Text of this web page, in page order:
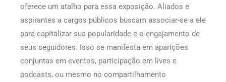
oferece um atalho para essa exposição. Aliados e
aspirantes a cargos públicos buscam associar-se a ele
para capitalizar sua popularidade e o engajamento de
seus seguidores. Isso se manifesta em aparições
conjuntas em eventos, participação em lives e
podcasts, ou mesmo no compartilhamento